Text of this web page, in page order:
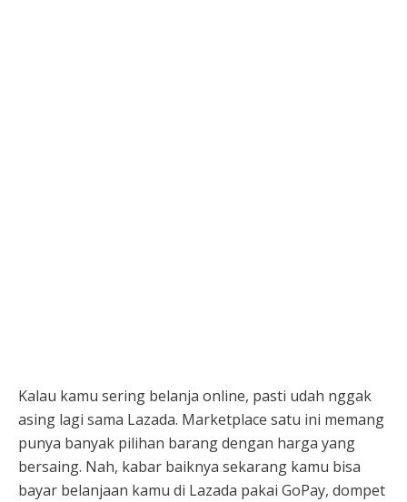
Kalau kamu sering belanja online, pasti udah nggak
asing lagi sama Lazada. Marketplace satu ini memang
punya banyak pilihan barang dengan harga yang
bersaing. Nah, kabar baiknya sekarang kamu bisa
bayar belanjaan kamu di Lazada pakai GoPay, dompet